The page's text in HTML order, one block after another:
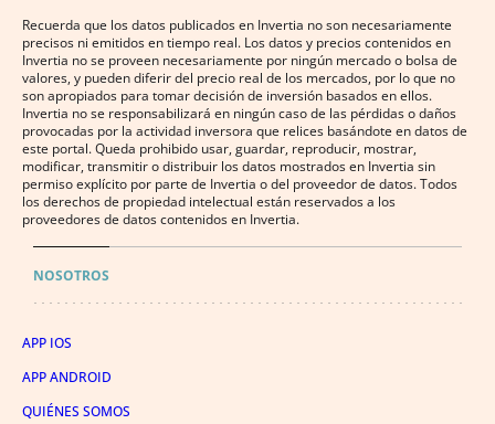
Recuerda que los datos publicados en Invertia no son necesariamente
precisos ni emitidos en tiempo real. Los datos y precios contenidos en
Invertia no se proveen necesariamente por ningún mercado o bolsa de
valores, y pueden diferir del precio real de los mercados, por lo que no
son apropiados para tomar decisión de inversión basados en ellos.
Invertia no se responsabilizará en ningún caso de las pérdidas o daños
provocadas por la actividad inversora que relices basándote en datos de
este portal. Queda prohibido usar, guardar, reproducir, mostrar,
modificar, transmitir o distribuir los datos mostrados en Invertia sin
permiso explícito por parte de Invertia o del proveedor de datos. Todos
los derechos de propiedad intelectual están reservados a los
proveedores de datos contenidos en Invertia.
NOSOTROS
APP IOS
APP ANDROID
QUIÉNES SOMOS